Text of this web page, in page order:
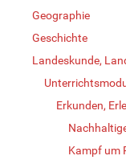
Geographie
Geschichte
Landeskunde,
Erkunden,
Kampf um